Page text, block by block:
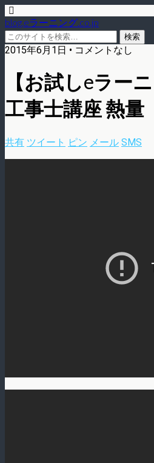
blog.eラーニング.co.jp
2015年6月1日 • コメントなし
【お試しeラー
工事士講座 熱
共有 ツイート ピン メール SMS